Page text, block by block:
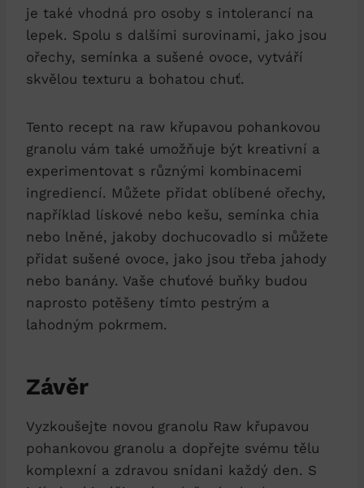
je také vhodná pro osoby s intolerancí na
lepek. Spolu s dalšími surovinami, jako jsou
ořechy, semínka a sušené ovoce, vytváří
skvělou texturu a bohatou chuť.
Tento recept na raw křupavou pohankovou
granolu vám také umožňuje být kreativní a
experimentovat s různými kombinacemi
ingrediencí. Můžete přidat oblíbené ořechy,
například lískové nebo kešu, semínka chia
nebo lněné, jakoby dochucovadlo si můžete
přidat sušené ovoce, jako jsou třeba jahody
nebo banány. Vaše chuťové buňky budou
naprosto potěšeny tímto pestrým a
lahodným pokrmem.
Závěr
Vyzkoušejte novou granolu Raw křupavou
pohankovou granolu a dopřejte svému tělu
komplexní a zdravou snídani každý den. S